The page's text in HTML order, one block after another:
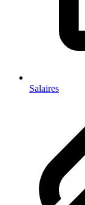
Salaires